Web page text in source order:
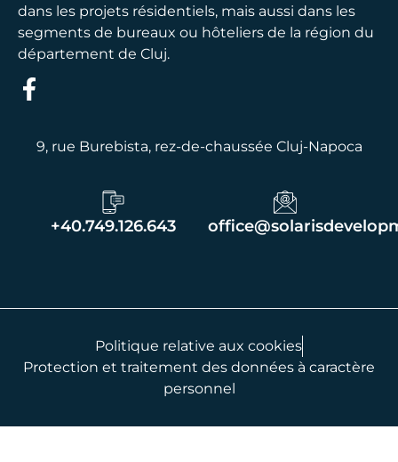
dans les projets résidentiels, mais aussi dans les
segments de bureaux ou hôteliers de la région du
département de Cluj.
9, rue Burebista, rez-de-chaussée Cluj-Napoca
+40.749.126.643
Politique relative aux cookies
Protection et traitement des données à caractère
personnel